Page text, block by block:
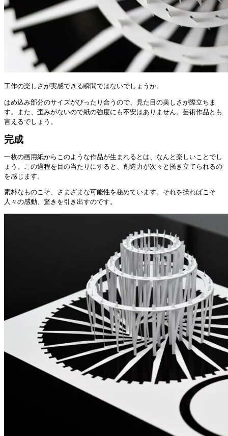
工作の楽しさが実感できる瞬間ではないでしょうか。
はめ込み部分のサイズがぴったり合うので、見た目の美しさが際立ちま
す。また、歪みがないので紙の強度にも不安はありません。芸術作品とも
言えるでしょう。
完成
一枚の画用紙からこのような作品が生まれるとは、なんと楽しいことでし
ょう。この過程を目の当たりにすると、創造力が次々と掻き立てられるの
を感じます。
素朴なものこそ、さまざまな可能性を秘めています。それを操ればこそ
人々の感動、驚きを引き出すのです。